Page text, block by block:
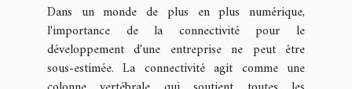
entreprise
Dans un monde de plus en plus numérique,
l'importance de la connectivité pour le
développement d'une entreprise ne peut être
sous-estimée. La connectivité agit comme une